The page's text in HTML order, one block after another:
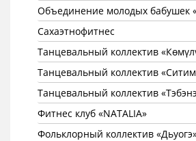
Объединение молодых бабушек
Сахаэтнофитнес
Танцевальный коллектив
Танцевальный коллектив
Танцевальный коллектив
Фитнес клуб «NATALIA»
Фольклорный коллектив